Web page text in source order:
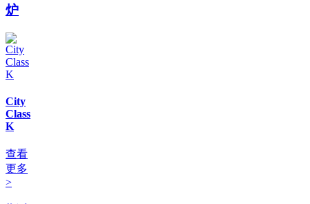
炉
City
Class
K
查看
更多
>